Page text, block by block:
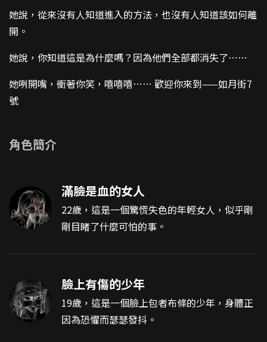
她說，從來沒有人知道進入的方法，也沒有人知道該如何離
開。
她說，你知道這是為什麼嗎？因為他們全部都消失了⋯⋯
她咧開嘴，衝著你笑，嘻嘻嘻⋯⋯ 歡迎你來到——如月街7
號
角色簡介
滿臉是血的女人
22歲，這是一個驚慌失色的年輕女人，似乎剛
剛目睹了什麼可怕的事。
臉上有傷的少年
19歲，這是一個臉上包者布條的少年，身體正
因為恐懼而瑟瑟發抖。